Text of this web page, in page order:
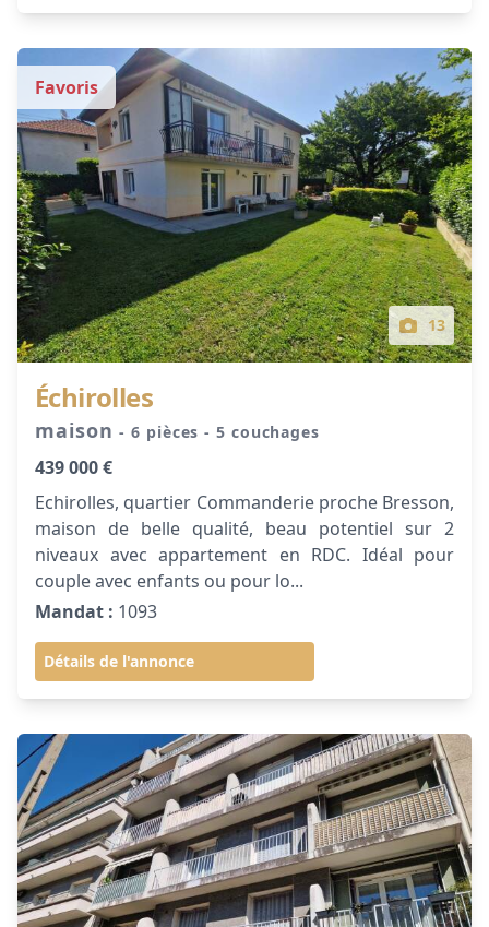
13
Favoris
Échirolles
maison- 6 pièces- 5 couchages
439 000 €
Echirolles, quartier Commanderie proche Bresson,
maison de belle qualité, beau potentiel sur 2
niveaux avec appartement en RDC. Idéal pour
couple avec enfants ou pour lo...
Mandat : 1093
Détails de l'annonce